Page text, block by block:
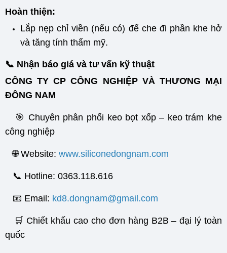
Hoàn thiện:
Lắp nẹp chỉ viền (nếu có) để che đi phần khe hở
và tăng tính thẩm mỹ.
📞 Nhận báo giá và tư vấn kỹ thuật
CÔNG TY CP CÔNG NGHIỆP VÀ THƯƠNG MẠI
ĐÔNG NAM
🎯 Chuyên phân phối keo bọt xốp – keo trám khe
công nghiệp
🌐 Website: www.siliconedongnam.com
📞 Hotline: 0363.118.616
📧 Email: kd8.dongnam@gmail.com
🛒 Chiết khấu cao cho đơn hàng B2B – đại lý toàn
quốc